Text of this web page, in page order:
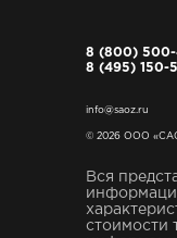
8 (800) 500-
8 (495) 150-
info@saoz.ru
© 2026 ООО
Вся
стоимости